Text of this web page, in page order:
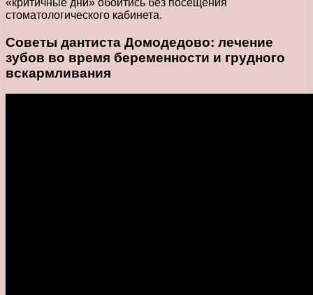
стоматологического кабинета.
Советы дантиста Домодедово: лечение
зубов во время беременности и грудного
вскармливания